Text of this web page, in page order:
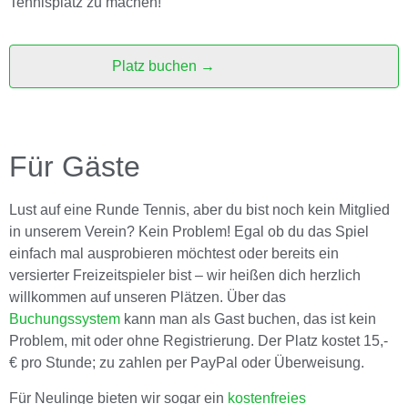
Platz buchen →
Für Gäste
Lust auf eine Runde Tennis, aber du bist noch kein Mitglied
in unserem Verein? Kein Problem! Egal ob du das Spiel
einfach mal ausprobieren möchtest oder bereits ein
versierter Freizeitspieler bist – wir heißen dich herzlich
willkommen auf unseren Plätzen. Über das
Buchungssystem kann man als Gast buchen, das ist kein
Problem, mit oder ohne Registrierung. Der Platz kostet 15,-
€ pro Stunde; zu zahlen per PayPal oder Überweisung.
Für Neulinge bieten wir sogar ein kostenfreies